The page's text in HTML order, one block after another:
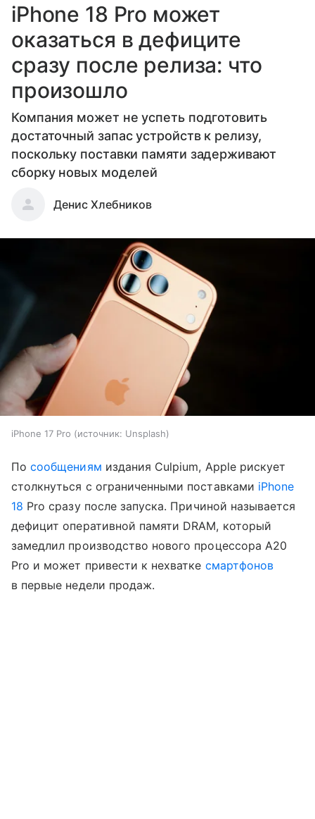
iPhone 18 Pro может
оказаться в дефиците
сразу после релиза: что
произошло
Компания может не успеть подготовить
достаточный запас устройств к релизу,
поскольку поставки памяти задерживают
сборку новых моделей
Денис Хлебников
iPhone 17 Pro источник: Unsplash
Посообщениям издания Culpium, Apple рискует
столкнуться с ограниченными поставками iPhone
18 Pro сразу после запуска. Причиной называется
дефицит оперативной памяти DRAM, который
замедлил производство нового процессора A20
Pro и может привести к нехватке смартфонов
в первые недели продаж.